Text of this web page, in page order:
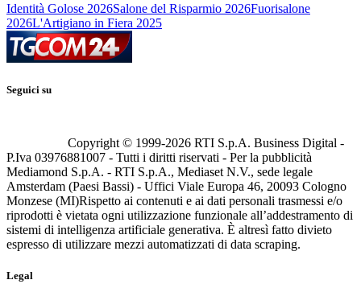
Identità Golose 2026Salone del Risparmio 2026Fuorisalone
2026L'Artigiano in Fiera 2025
Seguici su
Copyright © 1999-2026 RTI S.p.A. Business Digital -
P.Iva 03976881007 - Tutti i diritti riservati - Per la pubblicità
Mediamond S.p.A. - RTI S.p.A., Mediaset N.V., sede legale
Amsterdam (Paesi Bassi) - Uffici Viale Europa 46, 20093 Cologno
Monzese (MI)Rispetto ai contenuti e ai dati personali trasmessi e/o
riprodotti è vietata ogni utilizzazione funzionale all’addestramento di
sistemi di intelligenza artificiale generativa. È altresì fatto divieto
espresso di utilizzare mezzi automatizzati di data scraping.
Legal